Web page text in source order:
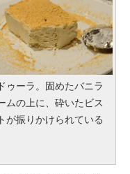
ゥーラ。固めたバニラ
ムの上に、砕いたビス
が振りかけられている